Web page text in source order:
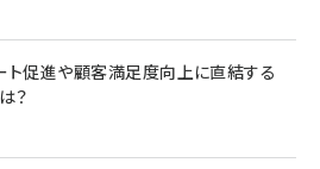
ト促進や顧客満足度向上に直結する
？